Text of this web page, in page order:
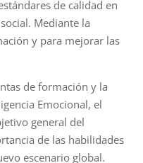
de calidad en
Mediante la
y para mejorar las
de formación y la
Emocional, el
general del
de las habilidades
escenario global.